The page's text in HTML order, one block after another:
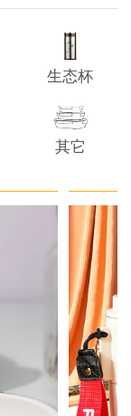
生态杯
其它